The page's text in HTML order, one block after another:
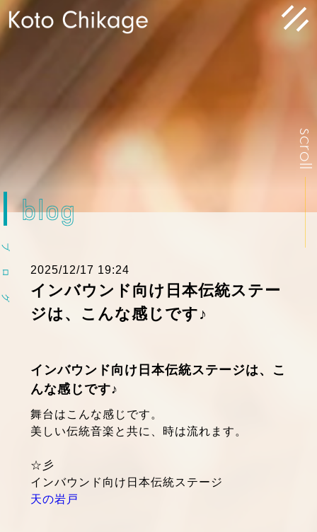
scroll
blog
ブ
ロ
グ
2025/12/17 19:24
インバウンド向け日本伝統ステー
ジは、こんな感じです♪
インバウンド向け日本伝統ステージは、こ
んな感じです♪
舞台はこんな感じです。
美しい伝統音楽と共に、時は流れます。
☆彡
インバウンド向け日本伝統ステージ
天の岩戸